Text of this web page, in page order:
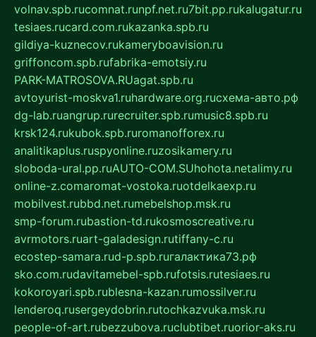
volnav.spb.rucomnat.runpf.net.ru7bit.pp.rukalugatur.ru
tesiaes.rucard.com.rukazanka.spb.ru
gildiya-kuznecov.rukameryboavision.ru
griffoncom.spb.rufabrika-emotsiy.ru
PARK-MATROSOVA.RUagat.spb.ru
avtoyurist-moskva1.ruhardware.org.ruсхема-авто.рф
dg-lab.ruangrup.rurecruiter.spb.rumusic8.spb.ru
krsk124.rukubok.spb.ruromanofforex.ru
analitikaplus.ruspyonline.ruzosikamery.ru
sloboda-ural.pp.ruAUTO-COM.SUhohota.netalimy.ru
online-z.comaromat-vostoka.ruotdelkaexp.ru
mobilvest.rubbd.net.rumebelshop.msk.ru
smp-forum.rubastion-td.rukosmoscreative.ru
avrmotors.ruart-galadesign.rutiffany-c.ru
ecostep-samara.rud-p.spb.ruгалактика73.рф
sko.com.rudavitamebel-spb.rufotsis.rutesiaes.ru
kokoroyari.spb.rublesna-kazan.rumossilver.ru
lenderoq.rusergeydobrin.rutochkazvuka.msk.ru
people-of-art.rubezzubova.ruclubtibet.ruorior-aks.ru